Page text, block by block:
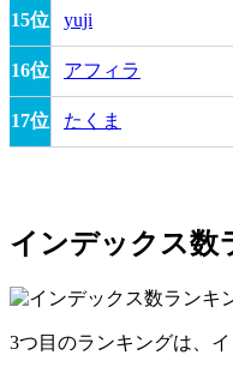
15位 yuji
16位 アフィラ
17位 たくま
インデックス数
3つ目のランキングは、